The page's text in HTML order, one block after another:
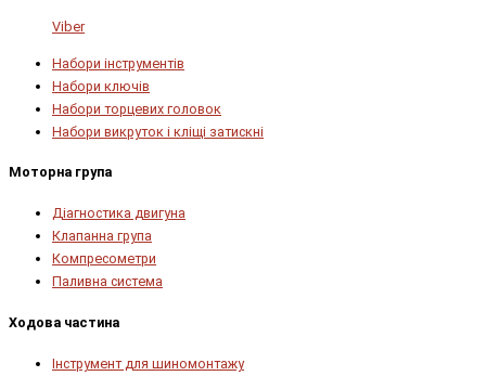
Viber
Набори інструментів
Набори ключів
Набори торцевих головок
Набори викруток і кліщі затискні
Моторна група
Діагностика двигуна
Клапанна група
Компресометри
Паливна система
Ходова частина
Інструмент для шиномонтажу